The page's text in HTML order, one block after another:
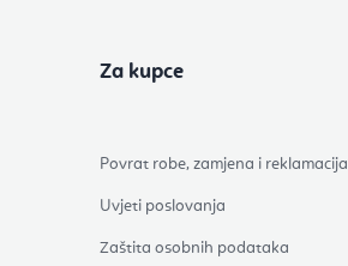
Za kupce
Povrat robe, zamjena i reklamacija
Uvjeti poslovanja
Zaštita osobnih podataka